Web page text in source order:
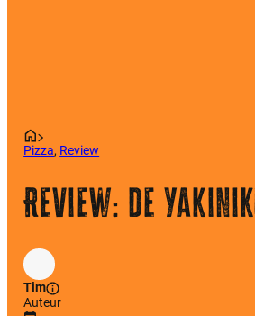
Pizza, Review
Review: de
Tim
Auteur